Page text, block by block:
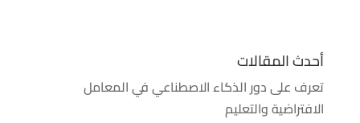
أحدث المقالات
تعرف على دور الذكاء الاصطناعي في المعامل
الافتراضية والتعليم